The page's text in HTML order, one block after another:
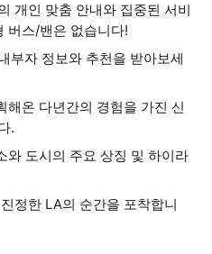
개인 맞춤 안내와 집중된 서비
버스/밴은 없습니다!
부자 정보와 추천을 받아보세
해온 다년간의 경험을 가진 신
.
와 도시의 주요 상징 및 하이라
정한 LA의 순간을 포착합니